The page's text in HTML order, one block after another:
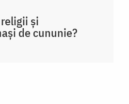
și
de cununie?